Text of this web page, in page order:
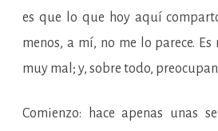
es que lo que hoy aquí
menos, a mí, no me lo parece. Es
muy mal; y, sobre todo,
Comienzo: hace apenas unas